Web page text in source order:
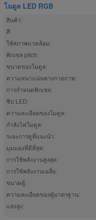
โมดูล LED RGB
สินค้า:
สี:
ใช้สภาพแวดล้อม:
พิกเซล pitch:
ขนาดของโมดูล:
ความหนาแน่นทางกายภาพ:
การกำหนดพิกเซล:
ชิป LED:
ความละเอียดของโมดูล:
กำลังไฟโมดูล:
ระยะการดูที่แนะนำ:
มุมมองที่ดีที่สุด:
การใช้พลังงานสูงสุด:
การใช้พลังงานเฉลี่ย:
ขนาดตู้:
ความละเอียดของตู้มาตรฐาน:
แสงสูง: